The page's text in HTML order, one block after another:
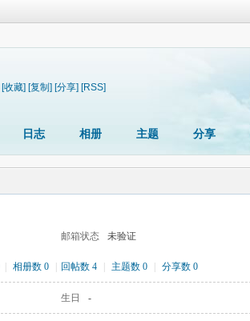
[收藏] [复制] [分享] [RSS]
日志 相册 主题 分享
邮箱状态 未验证
相册数 0 回帖数 4 主题数 0 分享数 0
生日 -